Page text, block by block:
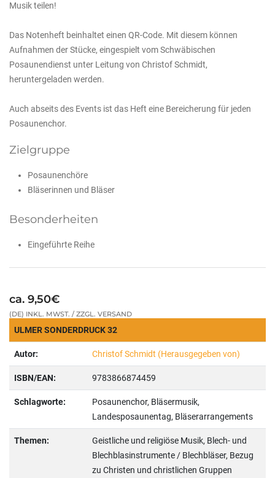
Musik teilen!
Das Notenheft beinhaltet einen QR-Code. Mit diesem können
Aufnahmen der Stücke, eingespielt vom Schwäbischen
Posaunendienst unter Leitung von Christof Schmidt,
heruntergeladen werden.
Auch abseits des Events ist das Heft eine Bereicherung für jeden
Posaunenchor.
Zielgruppe
Posaunenchöre
Bläserinnen und Bläser
Besonderheiten
Eingeführte Reihe
ca. 9,50€
(DE) INKL. MWST. / ZZGL. VERSAND
ULMER SONDERDRUCK 32
Autor: Christof Schmidt (Herausgegeben von)
ISBN/EAN: 9783866874459
Schlagworte:
Posaunenchor, Bläsermusik,
Landesposaunentag, Bläserarrangements
Themen:
Geistliche und religiöse Musik, Blech- und
Blechblasinstrumente / Blechbläser, Bezug
zu Christen und christlichen Gruppen